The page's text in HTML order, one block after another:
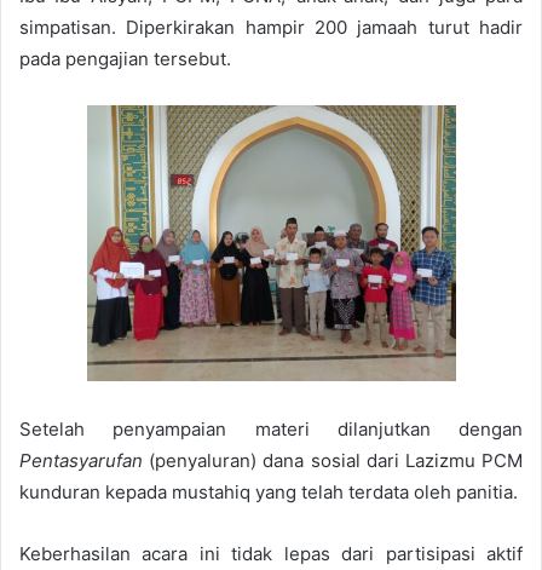
simpatisan. Diperkirakan hampir 200 jamaah turut hadir
pada pengajian tersebut.
Setelah penyampaian materi dilanjutkan dengan
Pentasyarufan (penyaluran) dana sosial dari Lazizmu PCM
kunduran kepada mustahiq yang telah terdata oleh panitia.
Keberhasilan acara ini tidak lepas dari partisipasi aktif